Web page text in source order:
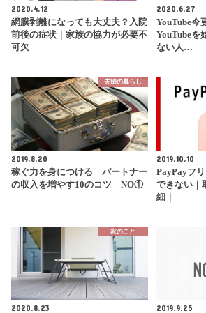
2020.4.12
網膜剥離になっても大丈夫？入院
前後の症状｜家族の協力が必要不
可欠
2020.6.27
YouTube今
YouTubeを
ない人…
夫婦の暮らし
2019.8.20
稼ぐ力を身につける パートナー
の収入を増やす10のコツ NO①
2019.10.10
PayPayフ
できない｜
細｜
家のこと
2020.8.23
2019.9.25